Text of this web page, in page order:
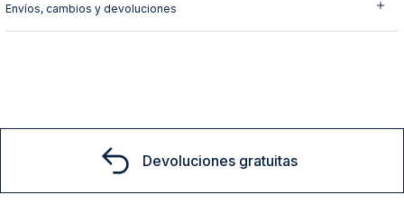
Envíos, cambios y devoluciones